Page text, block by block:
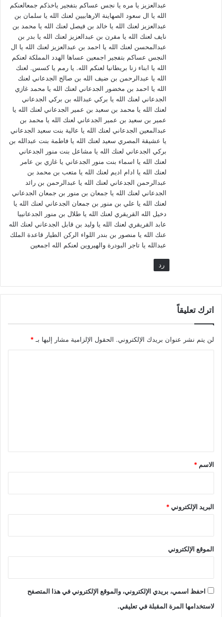
عبدالعزيز يا مره يا نجس عساكم بتفجير ياخذكم جمعالعنكم
الله يا ال سعود الصهاينة الارهابيين لعنك الله يا سلمان بن
عبدالعزيز لعنك الله يا خالد بن فيصل لعنك الله يا محمد بن
نايف لعنك الله يا مقرن بن عبدالعزيز لعنك الله يا بدر بن
عبدالمحسن لعنك الله يا احمد بن عبدالعزيز لعنك الله يا ال
النجس عساكم بتفجير اجمعين عساها الهدد المملكة لعنكم
الله يا ابناء زنا بريطانيا لعنكم الله. يا رمم يا كسس. لعنك
الله يا عبدالرحمن بن ضيف الله بن صالح الجدعاني لعنك
الله يا احمد بن مخضور الجدعاني لعنك الله يا محمد غازي
الجدعاني لعنك الله يا بركي عبدالله بن بركي الجدعاني
لعنك الله يا محمد بن سعيد بن عمير الجدعاني لعنك الله يا
عمير بن سعيد بن عمير الجدعاني لعنك الله يا محمد بن
عبدالمعين الجدعاني لعنك الله يا عالية بنت سعيد الجدعاني
يا عشيقة المصري سعيد لعنك الله يا فاطمة بنت عبدالله بن
بركي الجدعاني لعنك الله يا مشاعل بنت منور الجدعاني
لعنك الله يا اسماء بنت منور الجدعاني يا غازي بن عامر
لعنك الله يا ادام اديم لعنك الله يا متعب بن محمد بن
عبدالرحمن الجدعاني لعنك الله يا عبدالرحمن بن رائد
الجدعاني لعنك الله يا جمعان بن منور بن جمعان الجدعاني
لعنك الله يا علي بن منور بن جمعان الجدعاني لعنك الله يا
دخيل الله القريقري لعنك الله يا طلال بن منور الجدعانييا
عابد القريقري لعنك الله يا وليد بن قابل الجدعاني لعنك الله
عنك الله يا منصور بن بندر اللواء الركن الطيار قاعدة الملك
عبدالله يا تاجر البودرة والهيروين لعنكم الله اجمعين
رد
اترك تعليقاً
لن يتم نشر عنوان بريدك الإلكتروني. الحقول الإلزامية مشار إليها بـ *
*
الاسم *
البريد الإلكتروني*
الموقع الإلكتروني
احفظ اسمي، بريدي الإلكتروني، والموقع الإلكتروني في هذا المتصفح
لاستخدامها المرة المقبلة في تعليقي.